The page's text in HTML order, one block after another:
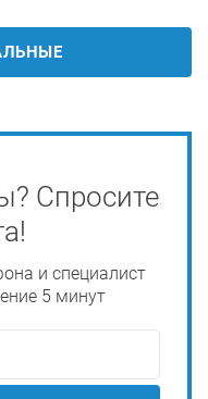
Спросите
и специалист
5 минут